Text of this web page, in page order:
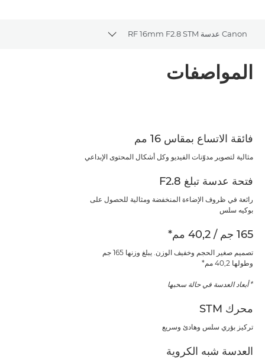
Canon عدسة RF 16mm F2.8 STM
Toggle breadcrumbs
نظرة عامة
المواصفات
فائقة الاتساع بمقاس 16 مم
مثالية لتصوير مدوّنات الفيديو وكل أشكال المحتوى الإبداعي
فتحة عدسة تبلغ F2.8
رائعة في ظروف الإضاءة المنخفضة ومثالية للحصول على
بوكيه سلس
165 جم / 40,2 مم*
تصميم صغير الحجم وخفيف الوزن. يبلغ وزنها 165 جم
وطولها 40,2 مم*
* أبعاد العدسة في حالة سحبها
محرك STM
تركيز بؤري سلس وهادئ وسريع
العدسة شبه الكروية